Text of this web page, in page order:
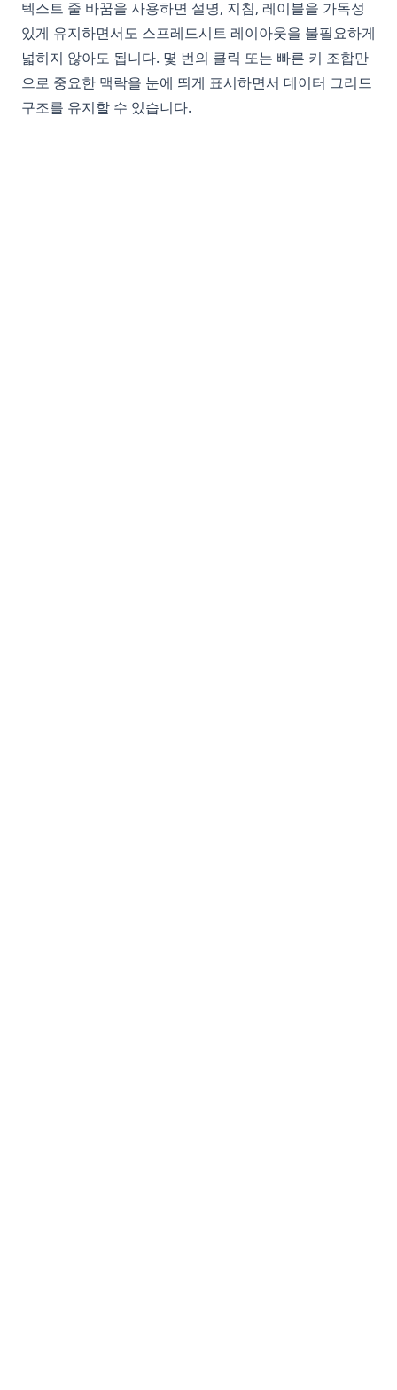
텍스트 줄 바꿈을 사용하면 설명, 지침, 레이블을 가독성
있게 유지하면서도 스프레드시트 레이아웃을 불필요하게
넓히지 않아도 됩니다. 몇 번의 클릭 또는 빠른 키 조합만
으로 중요한 맥락을 눈에 띄게 표시하면서 데이터 그리드
구조를 유지할 수 있습니다.